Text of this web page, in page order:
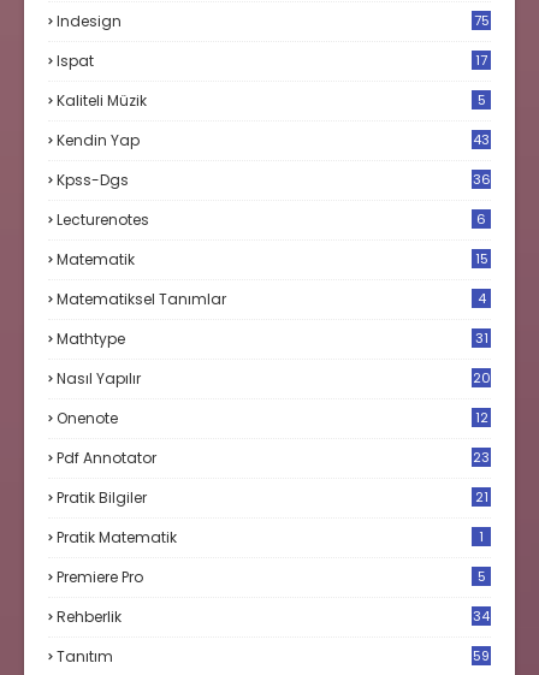
Indesign 75
Ispat
17
Kaliteli Müzik 5
Kendin Yap 43
Kpss-Dgs 36
Lecturenotes 6
Matematik
15
Matematiksel Tanımlar 4
Mathtype 31
Nasıl Yapılır 20
Onenote 12
Pdf Annotator 23
Pratik Bilgiler 21
Pratik Matematik 1
Premiere Pro 5
Rehberlik 34
Tanıtım 59